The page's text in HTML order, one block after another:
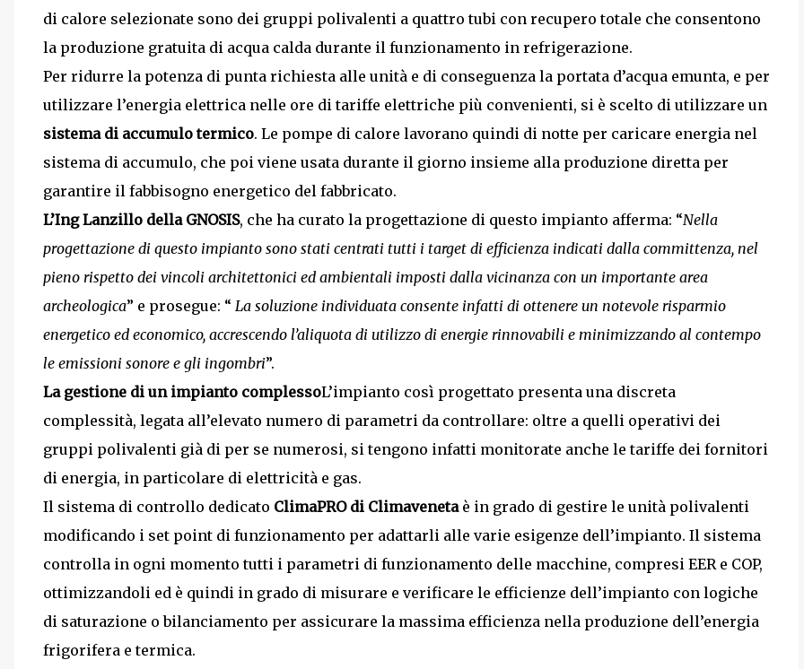
di calore selezionate sono dei gruppi polivalenti a quattro tubi con recupero totale che consentono
la produzione gratuita di acqua calda durante il funzionamento in refrigerazione.
Per ridurre la potenza di punta richiesta alle unità e di conseguenza la portata d’acqua emunta, e per
utilizzare l’energia elettrica nelle ore di tariffe elettriche più convenienti, si è scelto di utilizzare un
sistema di accumulo termico. Le pompe di calore lavorano quindi di notte per caricare energia nel
sistema di accumulo, che poi viene usata durante il giorno insieme alla produzione diretta per
garantire il fabbisogno energetico del fabbricato.
L’Ing Lanzillo della GNOSIS, che ha curato la progettazione di questo impianto afferma: “Nella
progettazione di questo impianto sono stati centrati tutti i target di efficienza indicati dalla committenza, nel
pieno rispetto dei vincoli architettonici ed ambientali imposti dalla vicinanza con un importante area
archeologica” e prosegue: “ La soluzione individuata consente infatti di ottenere un notevole risparmio
energetico ed economico, accrescendo l’aliquota di utilizzo di energie rinnovabili e minimizzando al contempo
le emissioni sonore e gli ingombri”.
La gestione di un impianto complessoL’impianto così progettato presenta una discreta
complessità, legata all’elevato numero di parametri da controllare: oltre a quelli operativi dei
gruppi polivalenti già di per se numerosi, si tengono infatti monitorate anche le tariffe dei fornitori
di energia, in particolare di elettricità e gas.
Il sistema di controllo dedicato ClimaPRO di Climavenetaè in grado di gestire le unità polivalenti
modificando i set point di funzionamento per adattarli alle varie esigenze dell’impianto. Il sistema
controlla in ogni momento tutti i parametri di funzionamento delle macchine, compresi EER e COP,
ottimizzandoli ed è quindi in grado di misurare e verificare le efficienze dell’impianto con logiche
di saturazione o bilanciamento per assicurare la massima efficienza nella produzione dell’energia
frigorifera e termica.